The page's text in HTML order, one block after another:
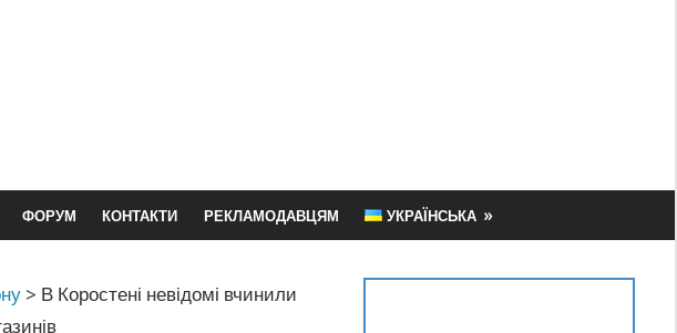
ФОРУМ КОНТАКТИ РЕКЛАМОДАВЦЯМ УКРАЇНСЬКА
> В Коростені невідомі вчинили